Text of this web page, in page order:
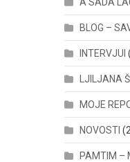
BLOG –
INTERVJUI
LJILJANA
MOJE
NOVOSTI
PAMTIM –